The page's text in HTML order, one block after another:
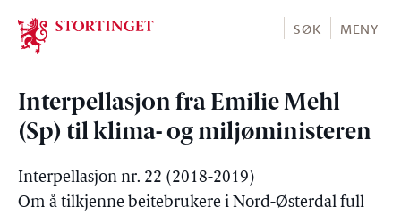
Stortinget.no
SØK MENY
Interpellasjon fra Emilie Mehl
(Sp) til klima- og miljøministeren
Interpellasjon nr. 22 (2018-2019)
Om å tilkjenne beitebrukere i Nord-Østerdal full